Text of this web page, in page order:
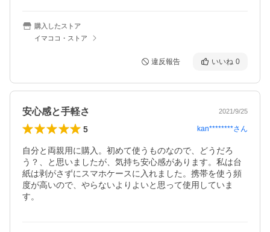
購入したストア
イマココ・ストア
違反報告 いいね 0
安心感と手軽さ 2021/9/25
5 kan********さん
自分と両親用に購入。初めて使うものなので、どうだろ
う？、と思いましたが、気持ち安心感があります。私は台
紙は剥がさずにスマホケースに入れました。携帯を使う頻
度が高いので、やらないよりよいと思って使用していま
す。